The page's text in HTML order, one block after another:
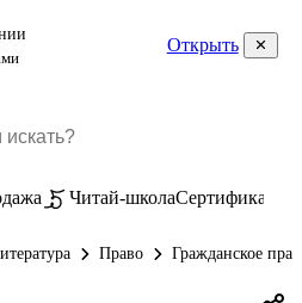
Открыть
Читай-школаСертификаты
Право Гражданское